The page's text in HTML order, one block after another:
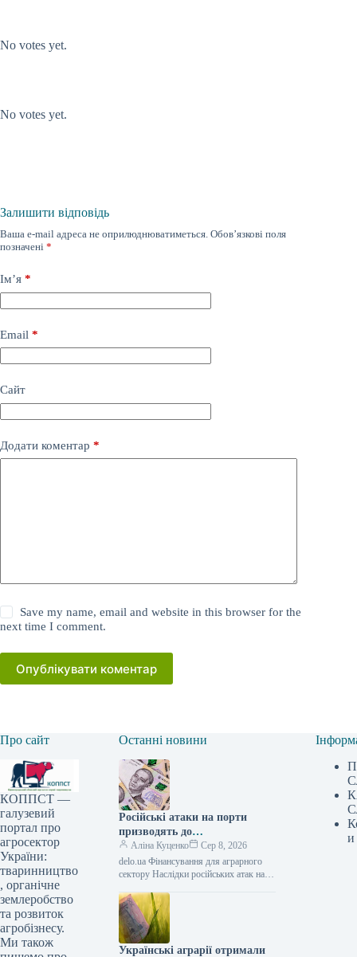
No votes yet.
No votes yet.
Залишити відповідь
Ваша e-mail адреса не оприлюднюватиметься. Обов’язкові поля
позначені *
Ім’я *
Email *
Сайт
Додати коментар *
Save my name, email and website in this browser for the
next time I comment.
Опублікувати коментар
Про сайт
КОППСТ —
галузевий
портал про
агросектор
України:
тваринництво
, органічне
землеробство
та розвиток
агробізнесу.
Ми також
Останні новини
Російські атаки на порти
призводять до
багатомільярдних збитків для
України: один удар сягає 30
мільйонів доларів —
Аліна Куценко
Сер 8, 2026
delo.ua Фінансування для аграрного
сектору Наслідки російських атак на
можуть сягати прямих збитків у
десятки мільйонів доларів.…
Українські аграрії отримали
и